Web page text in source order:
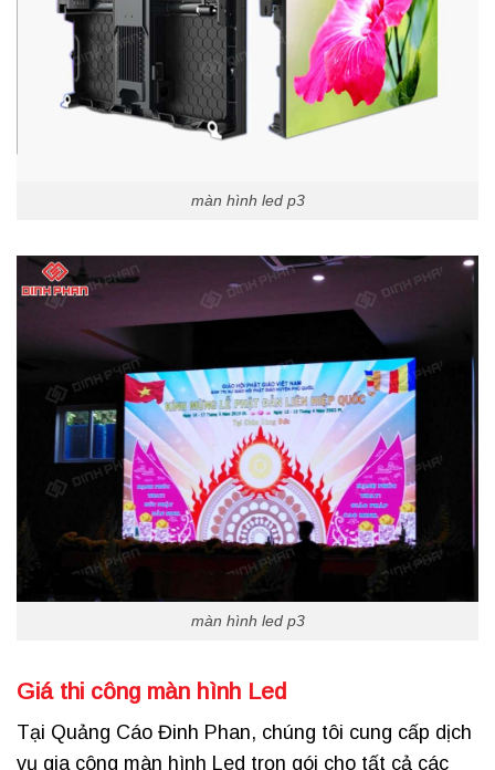
màn hình led p3
màn hình led p3
Giá thi công màn hình Led
Tại Quảng Cáo Đinh Phan, chúng tôi cung cấp dịch
vụ gia công màn hình Led trọn gói cho tất cả các